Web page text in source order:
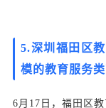
5.深圳福田区
模的教育服务
6月17日，福田区